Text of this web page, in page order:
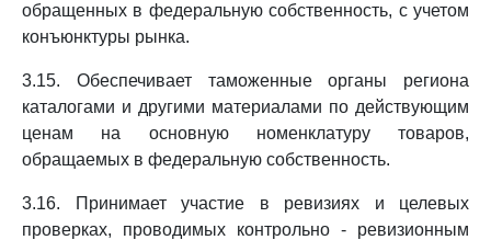
обращенных в федеральную собственность, с учетом
конъюнктуры рынка.
3.15. Обеспечивает таможенные органы региона
каталогами и другими материалами по действующим
ценам на основную номенклатуру товаров,
обращаемых в федеральную собственность.
3.16. Принимает участие в ревизиях и целевых
проверках, проводимых контрольно - ревизионным